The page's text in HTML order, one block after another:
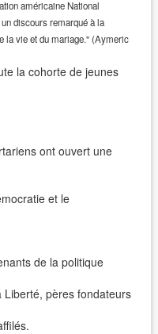
américaine National
discours remarqué à la
la vie et du mariage." (Aymeric
la cohorte de jeunes
ont ouvert une
et le
de la politique
pères fondateurs